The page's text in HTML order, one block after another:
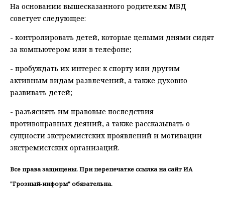
На основании вышесказанного родителям МВД
советует следующее:
- контролировать детей, которые целыми днями сидят
за компьютером или в телефоне;
- пробуждать их интерес к спорту или другим
активным видам развлечений, а также духовно
развивать детей;
- разъяснять им правовые последствия
противоправных деяний, а также рассказывать о
сущности экстремистских проявлений и мотивации
экстремистских организаций.
Все права защищены. При перепечатке ссылка на сайт ИА
"Грозный-информ" обязательна.